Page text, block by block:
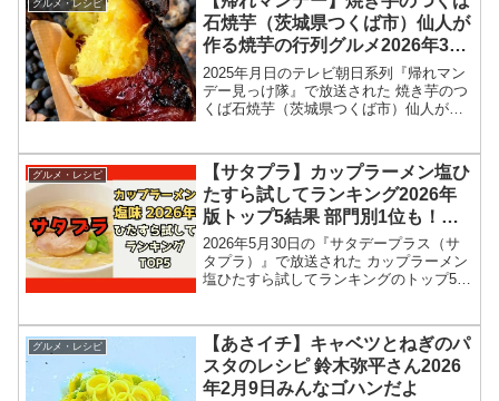
グルメ・レシピ
石焼芋（茨城県つくば市）仙人が
作る焼芋の行列グルメ2026年3月
9日
2025年月日のテレビ朝日系列『帰れマン
デー見っけ隊』で放送された 焼き芋のつ
くば石焼芋（茨城県つくば市）仙人が作
は、日本のそこにどうして行列が？行列
店が特集されま...
グルメ・レシピ
【サタプラ】カップラーメン塩ひ
たすら試してランキング2026年
版トップ5結果 部門別1位も！
2026年5月30日
2026年5月30日の『サタデープラス（サ
タプラ）』で放送された カップラーメン
塩ひたすら試してランキングのトップ5＆
報をもとに、コンビニ、スーパーなどで
買える 12...
グルメ・レシピ
【あさイチ】キャベツとねぎのパ
スタのレシピ 鈴木弥平さん2026
年2月9日みんなゴハンだよ